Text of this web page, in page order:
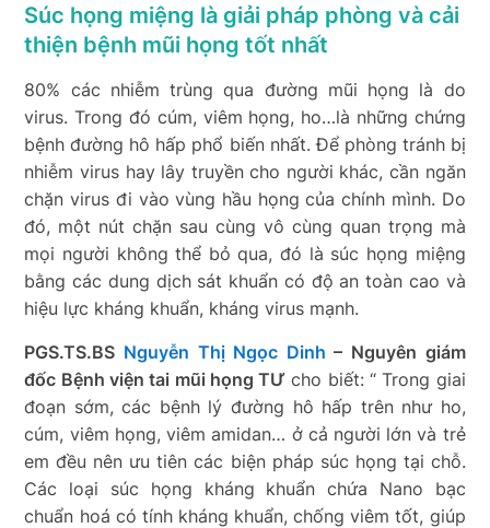
Súc họng miệng là giải pháp phòng và cải
thiện bệnh mũi họng tốt nhất
80% các nhiễm trùng qua đường mũi họng là do
virus. Trong đó cúm, viêm họng, ho…là những chứng
bệnh đường hô hấp phổ biến nhất. Để phòng tránh bị
nhiễm virus hay lây truyền cho người khác, cần ngăn
chặn virus đi vào vùng hầu họng của chính mình. Do
đó, một nút chặn sau cùng vô cùng quan trọng mà
mọi người không thể bỏ qua, đó là súc họng miệng
bằng các dung dịch sát khuẩn có độ an toàn cao và
hiệu lực kháng khuẩn, kháng virus mạnh.
PGS.TS.BS Nguyễn Thị Ngọc Dinh – Nguyên giám
đốc Bệnh viện tai mũi họng TƯ cho biết: “ Trong giai
đoạn sớm, các bệnh lý đường hô hấp trên như ho,
cúm, viêm họng, viêm amidan… ở cả người lớn và trẻ
em đều nên ưu tiên các biện pháp súc họng tại chỗ.
Các loại súc họng kháng khuẩn chứa Nano bạc
chuẩn hoá có tính kháng khuẩn, chống viêm tốt, giúp